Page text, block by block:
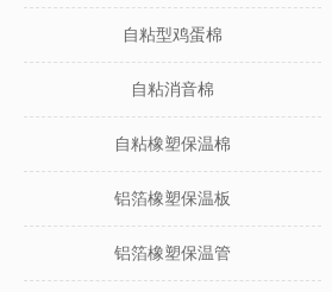
自粘型鸡蛋棉
自粘消音棉
自粘橡塑保温棉
铝箔橡塑保温板
铝箔橡塑保温管